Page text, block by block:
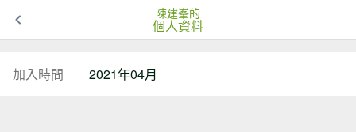
陳建峯的
個人資料
加入時間 2021年04月